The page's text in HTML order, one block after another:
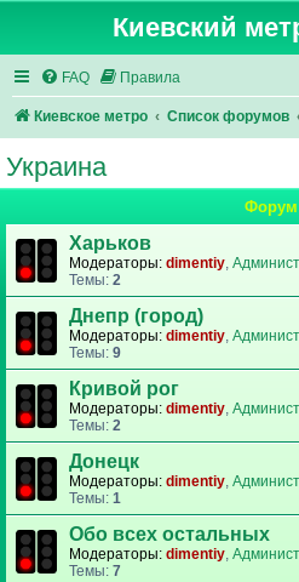
Киевский
FAQ Правила
Киевское метро Список форумов
Украина
Форум
Харьков
Модераторы: dimentiy,
Темы: 2
Днепр (город)
Модераторы: dimentiy,
Темы: 9
Кривой рог
Модераторы: dimentiy,
Темы: 2
Донецк
Модераторы: dimentiy,
Темы: 1
Обо всех остальных
Модераторы: dimentiy,
Темы: 7